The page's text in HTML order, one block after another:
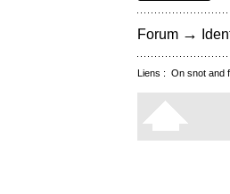
Forum →
Liens : On snot and